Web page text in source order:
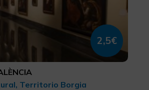
2,5€
Territorio Borgia